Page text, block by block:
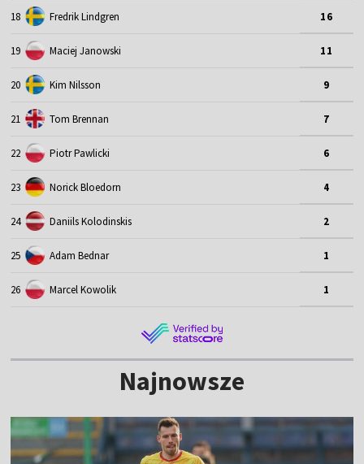
18 Fredrik Lindgren 16
19 Maciej Janowski 11
20 Kim Nilsson 9
21 Tom Brennan 7
22 Piotr Pawlicki 6
23 Norick Bloedorn 4
24 Daniils Kolodinskis 2
25 Adam Bednar 1
26 Marcel Kowolik 1
Najnowsze